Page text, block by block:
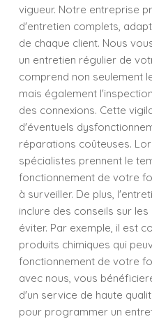
vigueur. Notre entreprise
d'entretien complets,
de chaque client. Nous
un entretien régulier de
comprend non seulement
mais également
des connexions. Cette
d'éventuels
réparations coûteuses.
spécialistes prennent le
fonctionnement de votre
à surveiller. De plus,
inclure des conseils sur
éviter. Par exemple, il est
produits chimiques qui
fonctionnement de votre
avec nous, vous
d'un service de haute
pour programmer un